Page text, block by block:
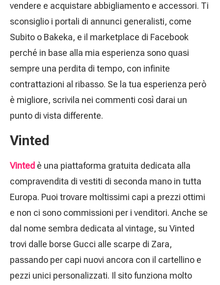
vendere e acquistare abbigliamento e accessori. Ti
sconsiglio i portali di annunci generalisti, come
Subito o Bakeka, e il marketplace di Facebook
perché in base alla mia esperienza sono quasi
sempre una perdita di tempo, con infinite
contrattazioni al ribasso. Se la tua esperienza però
è migliore, scrivila nei commenti così darai un
punto di vista differente.
Vinted
Vinted è una piattaforma gratuita dedicata alla
compravendita di vestiti di seconda mano in tutta
Europa. Puoi trovare moltissimi capi a prezzi ottimi
e non ci sono commissioni per i venditori. Anche se
dal nome sembra dedicata al vintage, su Vinted
trovi dalle borse Gucci alle scarpe di Zara,
passando per capi nuovi ancora con il cartellino e
pezzi unici personalizzati. Il sito funziona molto